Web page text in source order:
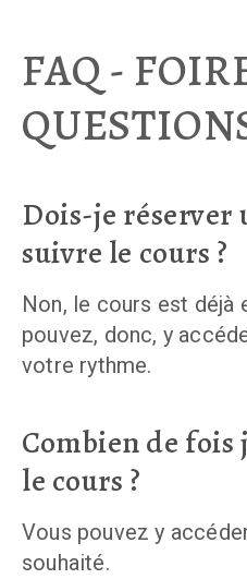
FAQ -
Dois-je réserver
suivre le cours ?
Non, le cours est déjà
pouvez, donc, y
votre rythme.
Combien de
le cours ?
Vous pouvez y
souhaité.